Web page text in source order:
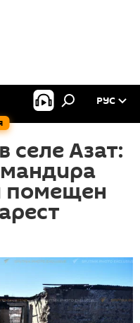
РУС
селе Азат:
помещен